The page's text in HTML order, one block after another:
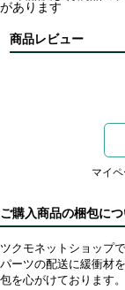
があります
商品レビュー
マイ
ご購入商品の梱包に
ツクモネットショップ
パーツの配送に緩衝材
包を心がけております。